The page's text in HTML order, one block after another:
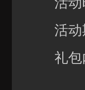
活动期
礼包内